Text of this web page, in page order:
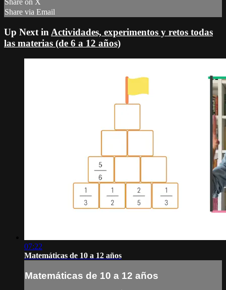
Share on X
Share via Email
Up Next in Actividades, experimentos y retos todas
las materias (de 6 a 12 años)
07:22
Matemáticas de 10 a 12 años
Matemáticas de 10 a 12 años